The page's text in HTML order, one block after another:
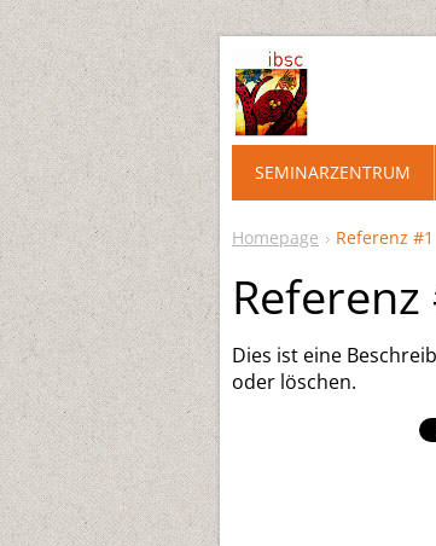
Homepage Referenz #1
Referenz
Dies ist eine
oder löschen.
SEMINARZENTRUM